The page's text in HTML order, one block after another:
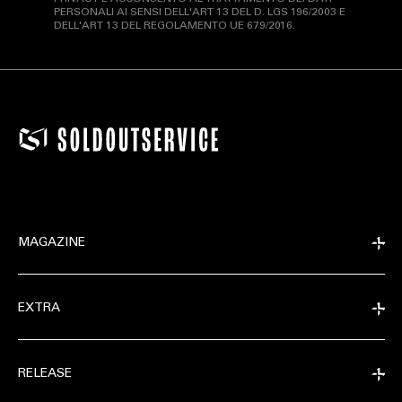
PERSONALI AI SENSI DELL'ART 13 DEL D. LGS 196/2003 E
DELL'ART 13 DEL REGOLAMENTO UE 679/2016.
MAGAZINE
EXTRA
RELEASE